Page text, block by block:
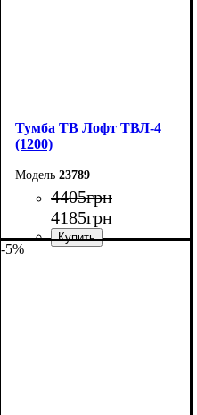
Тумба ТВ Лофт ТВЛ-4
(1200)
23789
4405грн
4185грн
-5%